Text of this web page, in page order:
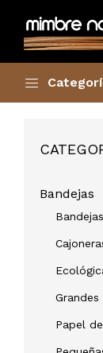
Bandejas
Grandes
Papel